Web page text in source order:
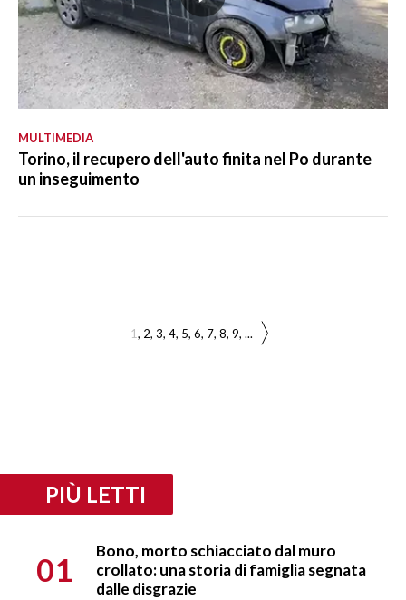
MULTIMEDIA
Torino, il recupero dell'auto finita nel Po durante
un inseguimento
1 2 3 4 5 6 7 8 9 ...
PIÙ LETTI
01
Bono, morto schiacciato dal muro
crollato: una storia di famiglia segnata
dalle disgrazie